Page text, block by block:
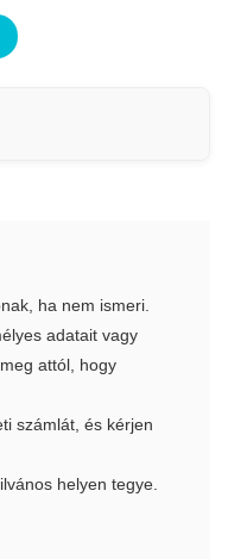
ha nem ismeri.
adatait vagy
attól, hogy
számlát, és kérjen
helyen tegye.